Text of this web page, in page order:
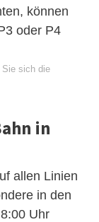
können
oder P4
Sie sich die
in
allen Linien
in den
Uhr